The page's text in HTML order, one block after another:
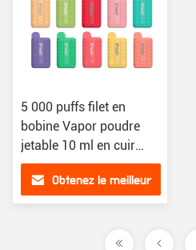
5 000 puffs filet en
bobine Vapor poudre
jetable 10 ml en cuir
rechargeable
Obtenez le meilleur